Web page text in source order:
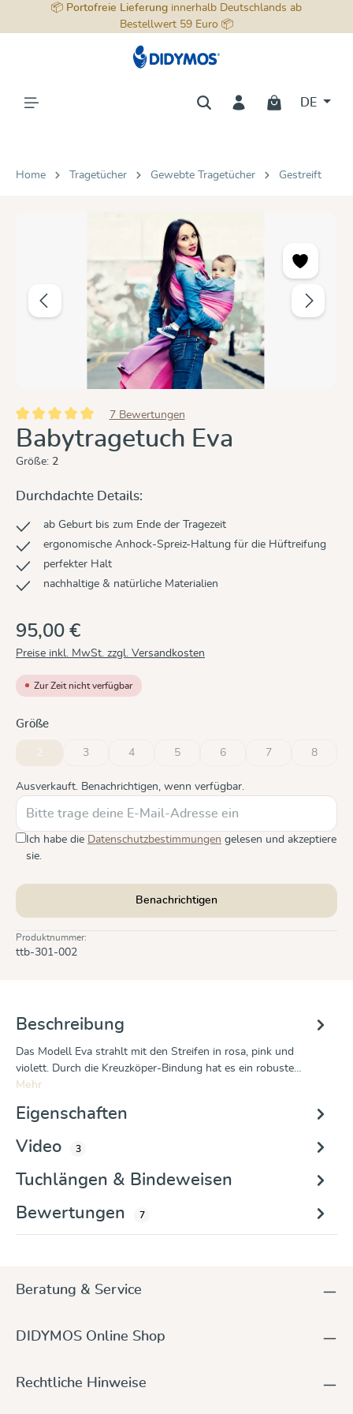
springen
📦 Portofreie Lieferung innerhalb Deutschlands ab
Bestellwert 59 Euro 📦
DE
Home Tragetücher Gewebte Tragetücher Gestreift
Durchschnittliche Bewertung von 5 von 5 Sternen
7 Bewertungen
Babytragetuch Eva
Größe: 2
Durchdachte Details:
ab Geburt bis zum Ende der Tragezeit
ergonomische Anhock-Spreiz-Haltung für die Hüftreifung
perfekter Halt
nachhaltige & natürliche Materialien
95,00 €
Preise inkl. MwSt. zzgl. Versandkosten
Zur Zeit nicht verfügbar
Größeauswählen
2 3 4 5 6 7 8
Ausverkauft. Benachrichtigen, wenn verfügbar.
Ich habe die Datenschutzbestimmungen gelesen und akzeptiere
sie.
Benachrichtigen
Produktnummer:
ttb-301-002
Beschreibung
Das Modell Eva strahlt mit den Streifen in rosa, pink und
violett. Durch die Kreuzköper-Bindung hat es ein robuste…
Mehr
Eigenschaften
Video
3
Tuchlängen & Bindeweisen
Bewertungen
7
Beratung & Service
DIDYMOS Online Shop
Rechtliche Hinweise